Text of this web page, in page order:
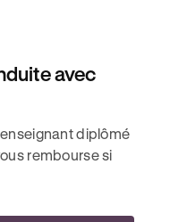
avec
diplômé
rembourse si